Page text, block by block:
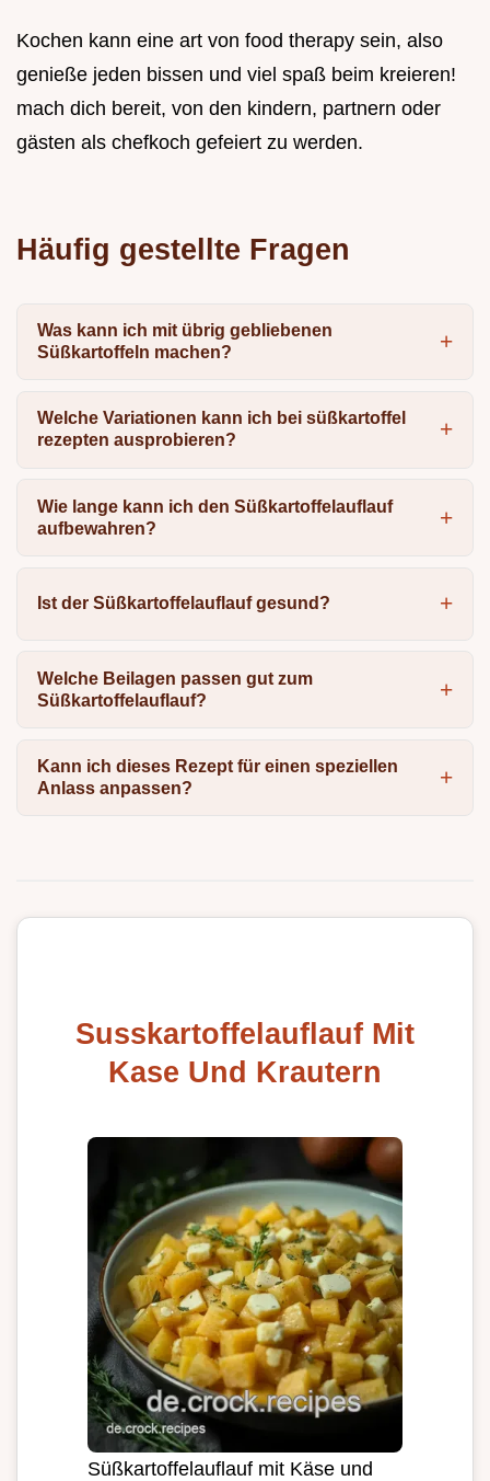
Kochen kann eine art von food therapy sein, also
genieße jeden bissen und viel spaß beim kreieren!
mach dich bereit, von den kindern, partnern oder
gästen als chefkoch gefeiert zu werden.
Häufig gestellte Fragen
Was kann ich mit übrig gebliebenen
Süßkartoffeln machen?
Welche Variationen kann ich bei süßkartoffel
rezepten ausprobieren?
Wie lange kann ich den Süßkartoffelauflauf
aufbewahren?
Ist der Süßkartoffelauflauf gesund?
Welche Beilagen passen gut zum
Süßkartoffelauflauf?
Kann ich dieses Rezept für einen speziellen
Anlass anpassen?
Susskartoffelauflauf Mit
Kase Und Krautern
Süßkartoffelauflauf mit Käse und